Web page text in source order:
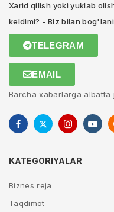
Xarid qilish yoki yuklab
keldimi? - Biz bilan
TELEGRAM
EMAIL
Barcha xabarlarga albatta
KATEGORIYALAR
Biznes reja
Taqdimot